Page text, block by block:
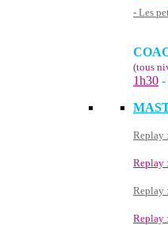
- Les
(tous
1h30 -
Replay
Replay
Replay
Replay